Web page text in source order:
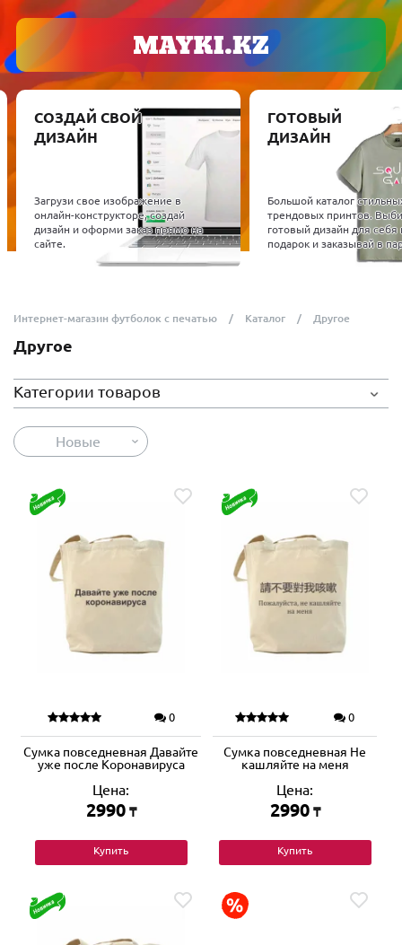
СОЗДАЙ СВОЙ
ДИЗАЙН
Загрузи свое изображение в
онлайн-конструкторе, создай
дизайн и оформи заказ прямо на
сайте.
ГОТОВЫЙ
ДИЗАЙН
Большой каталог
трендовых принтов.
готовый дизайн для себя
подарок и заказывай в
Интернет-магазин футболок с печатью Каталог Другое
Другое
Категории товаров
Новые
0
Сумка повседневная Давайте
уже после Коронавируса
Цена:
2990 ₸
Купить
0
Сумка повседневная Не
кашляйте на меня
Цена:
2990 ₸
Купить